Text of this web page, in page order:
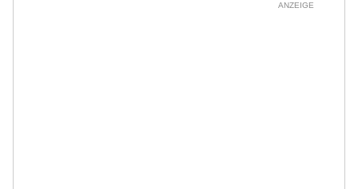
ANZEIGE